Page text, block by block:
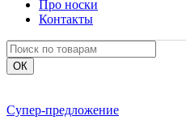
Про носки
Контакты
Супер-предложение